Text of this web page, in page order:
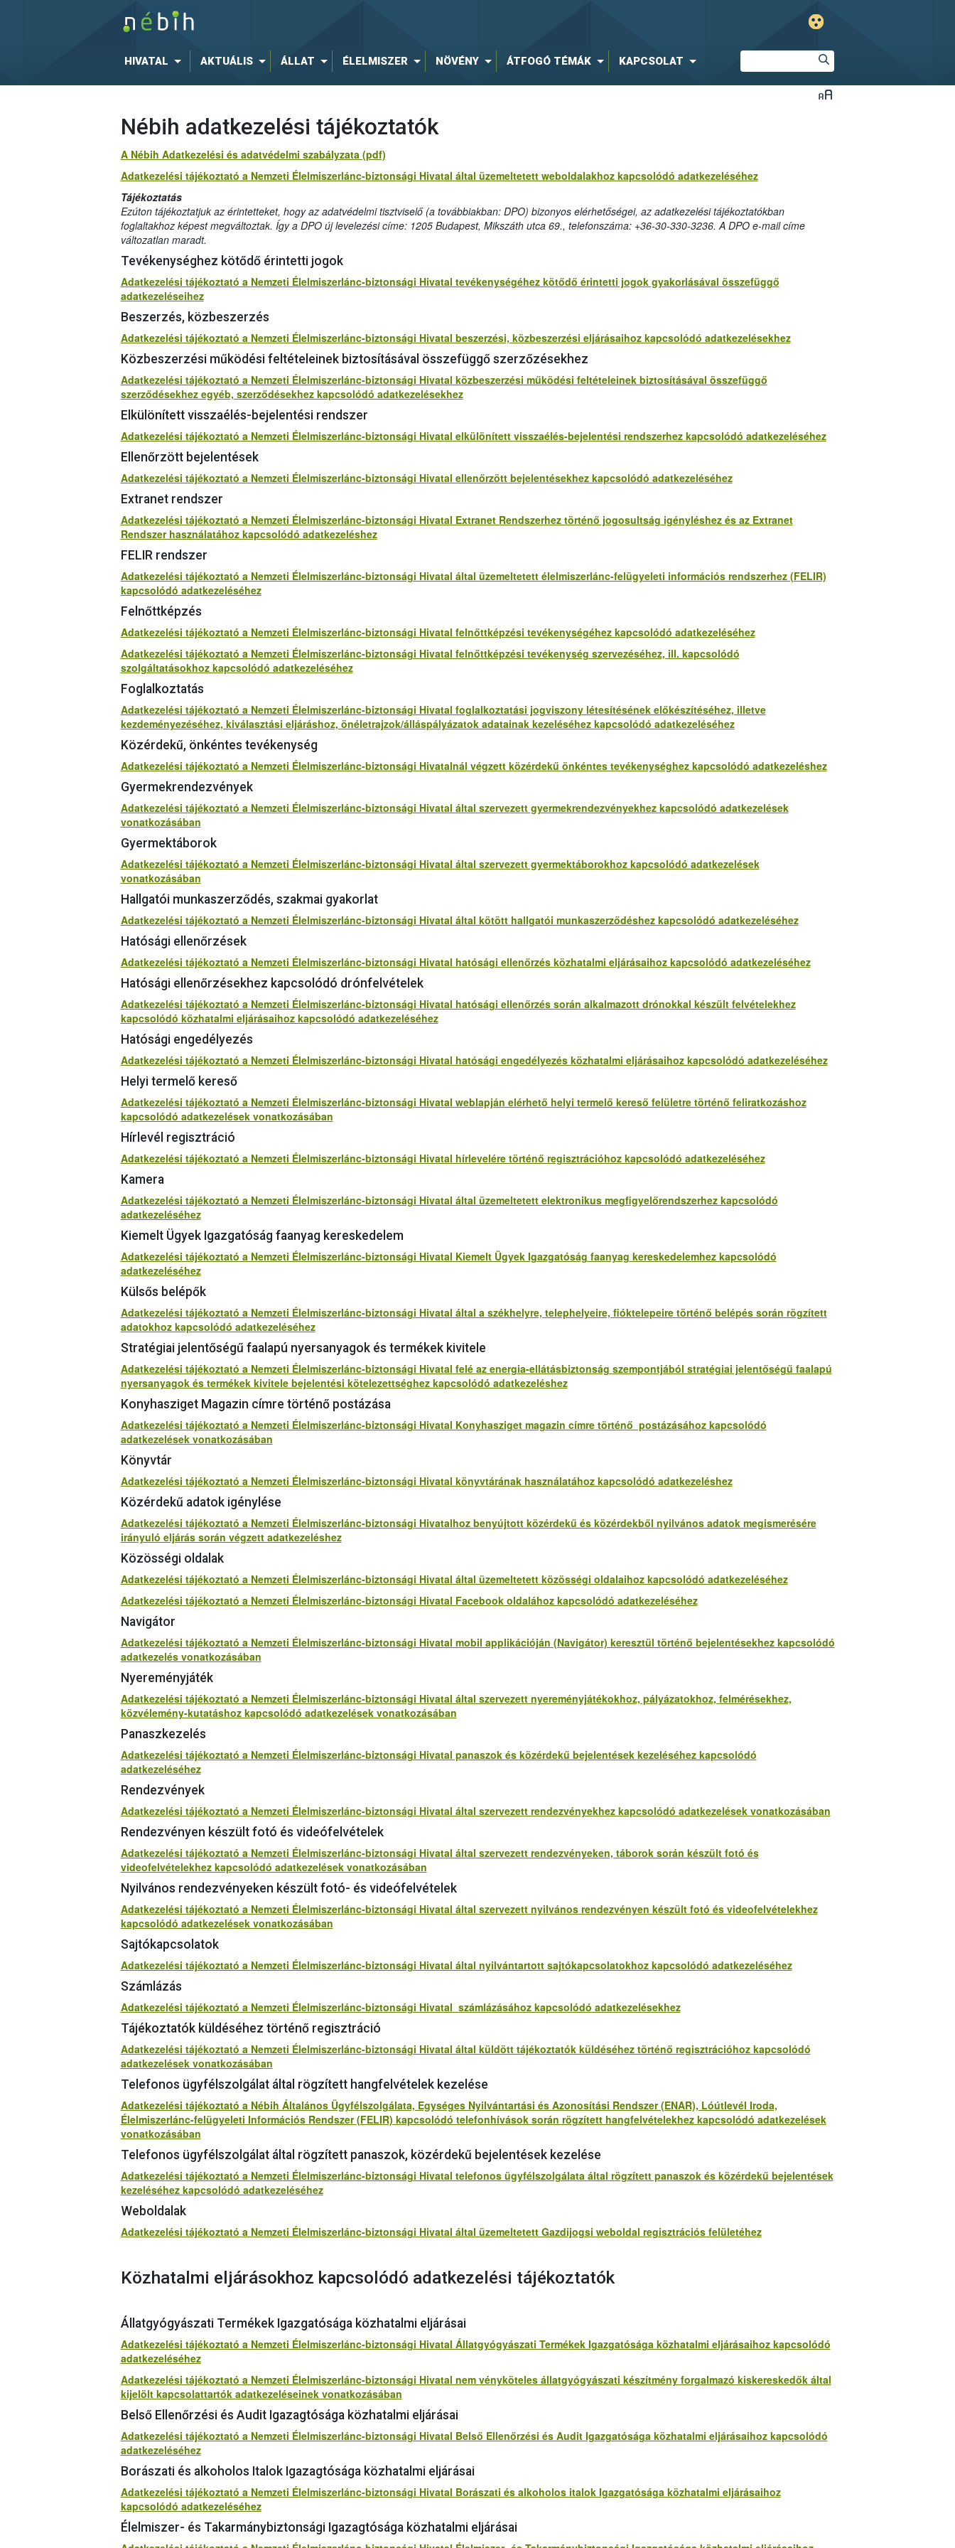
HIVATAL AKTUÁLIS ÁLLAT ÉLELMISZER NÖVÉNY ÁTFOGÓ TÉMÁK KAPCSOLAT
Nébih adatkezelési tájékoztatók
A Nébih Adatkezelési és adatvédelmi szabályzata (pdf)
Adatkezelési tájékoztató a Nemzeti Élelmiszerlánc-biztonsági Hivatal által üzemeltetett weboldalakhoz kapcsolódó adatkezeléséhez
Tájékoztatás
Ezúton tájékoztatjuk az érintetteket, hogy az adatvédelmi tisztviselő (a továbbiakban: DPO) bizonyos elérhetőségei, az adatkezelési tájékoztatókban
foglaltakhoz képest megváltoztak. Így a DPO új levelezési címe: 1205 Budapest, Mikszáth utca 69., telefonszáma: +36-30-330-3236. A DPO e-mail címe
változatlan maradt.
Tevékenységhez kötődő érintetti jogok
Adatkezelési tájékoztató a Nemzeti Élelmiszerlánc-biztonsági Hivatal tevékenységéhez kötődő érintetti jogok gyakorlásával összefüggő
adatkezeléseihez
Beszerzés, közbeszerzés
Adatkezelési tájékoztató a Nemzeti Élelmiszerlánc-biztonsági Hivatal beszerzési, közbeszerzési eljárásaihoz kapcsolódó adatkezelésekhez
Közbeszerzési működési feltételeinek biztosításával összefüggő szerzőzésekhez
Adatkezelési tájékoztató a Nemzeti Élelmiszerlánc-biztonsági Hivatal közbeszerzési működési feltételeinek biztosításával összefüggő
szerződésekhez egyéb, szerződésekhez kapcsolódó adatkezelésekhez
Elkülönített visszaélés-bejelentési rendszer
Adatkezelési tájékoztató a Nemzeti Élelmiszerlánc-biztonsági Hivatal elkülönített visszaélés-bejelentési rendszerhez kapcsolódó adatkezeléséhez
Ellenőrzött bejelentések
Adatkezelési tájékoztató a Nemzeti Élelmiszerlánc-biztonsági Hivatal ellenőrzött bejelentésekhez kapcsolódó adatkezeléséhez
Extranet rendszer
Adatkezelési tájékoztató a Nemzeti Élelmiszerlánc-biztonsági Hivatal Extranet Rendszerhez történő jogosultság igényléshez és az Extranet
Rendszer használatához kapcsolódó adatkezeléshez
FELIR rendszer
Adatkezelési tájékoztató a Nemzeti Élelmiszerlánc-biztonsági Hivatal által üzemeltetett élelmiszerlánc-felügyeleti információs rendszerhez (FELIR)
kapcsolódó adatkezeléséhez
Felnőttképzés
Adatkezelési tájékoztató a Nemzeti Élelmiszerlánc-biztonsági Hivatal felnőttképzési tevékenységéhez kapcsolódó adatkezeléséhez
Adatkezelési tájékoztató a Nemzeti Élelmiszerlánc-biztonsági Hivatal felnőttképzési tevékenység szervezéséhez, ill. kapcsolódó
szolgáltatásokhoz kapcsolódó adatkezeléséhez
Foglalkoztatás
Adatkezelési tájékoztató a Nemzeti Élelmiszerlánc-biztonsági Hivatal foglalkoztatási jogviszony létesítésének előkészítéséhez, illetve
kezdeményezéséhez, kiválasztási eljáráshoz, önéletrajzok/álláspályázatok adatainak kezeléséhez kapcsolódó adatkezeléséhez
Közérdekű, önkéntes tevékenység
Adatkezelési tájékoztató a Nemzeti Élelmiszerlánc-biztonsági Hivatalnál végzett közérdekű önkéntes tevékenységhez kapcsolódó adatkezeléshez
Gyermekrendezvények
Adatkezelési tájékoztató a Nemzeti Élelmiszerlánc-biztonsági Hivatal által szervezett gyermekrendezvényekhez kapcsolódó adatkezelések
vonatkozásában
Gyermektáborok
Adatkezelési tájékoztató a Nemzeti Élelmiszerlánc-biztonsági Hivatal által szervezett gyermektáborokhoz kapcsolódó adatkezelések
vonatkozásában
Hallgatói munkaszerződés, szakmai gyakorlat
Adatkezelési tájékoztató a Nemzeti Élelmiszerlánc-biztonsági Hivatal által kötött hallgatói munkaszerződéshez kapcsolódó adatkezeléséhez
Hatósági ellenőrzések
Adatkezelési tájékoztató a Nemzeti Élelmiszerlánc-biztonsági Hivatal hatósági ellenőrzés közhatalmi eljárásaihoz kapcsolódó adatkezeléséhez
Hatósági ellenőrzésekhez kapcsolódó drónfelvételek
Adatkezelési tájékoztató a Nemzeti Élelmiszerlánc-biztonsági Hivatal hatósági ellenőrzés során alkalmazott drónokkal készült felvételekhez
kapcsolódó közhatalmi eljárásaihoz kapcsolódó adatkezeléséhez
Hatósági engedélyezés
Adatkezelési tájékoztató a Nemzeti Élelmiszerlánc-biztonsági Hivatal hatósági engedélyezés közhatalmi eljárásaihoz kapcsolódó adatkezeléséhez
Helyi termelő kereső
Adatkezelési tájékoztató a Nemzeti Élelmiszerlánc-biztonsági Hivatal weblapján elérhető helyi termelő kereső felületre történő feliratkozáshoz
kapcsolódó adatkezelések vonatkozásában
Hírlevél regisztráció
Adatkezelési tájékoztató a Nemzeti Élelmiszerlánc-biztonsági Hivatal hírlevelére történő regisztrációhoz kapcsolódó adatkezeléséhez
Kamera
Adatkezelési tájékoztató a Nemzeti Élelmiszerlánc-biztonsági Hivatal által üzemeltetett elektronikus megfigyelőrendszerhez kapcsolódó
adatkezeléséhez
Kiemelt Ügyek Igazgatóság faanyag kereskedelem
Adatkezelési tájékoztató a Nemzeti Élelmiszerlánc-biztonsági Hivatal Kiemelt Ügyek Igazgatóság faanyag kereskedelemhez kapcsolódó
adatkezeléséhez
Külsős belépők
Adatkezelési tájékoztató a Nemzeti Élelmiszerlánc-biztonsági Hivatal által a székhelyre, telephelyeire, fióktelepeire történő belépés során rögzített
adatokhoz kapcsolódó adatkezeléséhez
Stratégiai jelentőségű faalapú nyersanyagok és termékek kivitele
Adatkezelési tájékoztató a Nemzeti Élelmiszerlánc-biztonsági Hivatal felé az energia-ellátásbiztonság szempontjából stratégiai jelentőségű faalapú
nyersanyagok és termékek kivitele bejelentési kötelezettséghez kapcsolódó adatkezeléshez
Konyhasziget Magazin címre történő postázása
Adatkezelési tájékoztató a Nemzeti Élelmiszerlánc-biztonsági Hivatal Konyhasziget magazin címre történő postázásához kapcsolódó
adatkezelések vonatkozásában
Könyvtár
Adatkezelési tájékoztató a Nemzeti Élelmiszerlánc-biztonsági Hivatal könyvtárának használatához kapcsolódó adatkezeléshez
Közérdekű adatok igénylése
Adatkezelési tájékoztató a Nemzeti Élelmiszerlánc-biztonsági Hivatalhoz benyújtott közérdekű és közérdekből nyilvános adatok megismerésére
irányuló eljárás során végzett adatkezeléshez
Közösségi oldalak
Adatkezelési tájékoztató a Nemzeti Élelmiszerlánc-biztonsági Hivatal által üzemeltetett közösségi oldalaihoz kapcsolódó adatkezeléséhez
Adatkezelési tájékoztató a Nemzeti Élelmiszerlánc-biztonsági Hivatal Facebook oldalához kapcsolódó adatkezeléséhez
Navigátor
Adatkezelési tájékoztató a Nemzeti Élelmiszerlánc-biztonsági Hivatal mobil applikációján (Navigátor) keresztül történő bejelentésekhez kapcsolódó
adatkezelés vonatkozásában
Nyereményjáték
Adatkezelési tájékoztató a Nemzeti Élelmiszerlánc-biztonsági Hivatal által szervezett nyereményjátékokhoz, pályázatokhoz, felmérésekhez,
közvélemény-kutatáshoz kapcsolódó adatkezelések vonatkozásában
Panaszkezelés
Adatkezelési tájékoztató a Nemzeti Élelmiszerlánc-biztonsági Hivatal panaszok és közérdekű bejelentések kezeléséhez kapcsolódó
adatkezeléséhez
Rendezvények
Adatkezelési tájékoztató a Nemzeti Élelmiszerlánc-biztonsági Hivatal által szervezett rendezvényekhez kapcsolódó adatkezelések vonatkozásában
Rendezvényen készült fotó és videófelvételek
Adatkezelési tájékoztató a Nemzeti Élelmiszerlánc-biztonsági Hivatal által szervezett rendezvényeken, táborok során készült fotó és
videofelvételekhez kapcsolódó adatkezelések vonatkozásában
Nyilvános rendezvényeken készült fotó- és videófelvételek
Adatkezelési tájékoztató a Nemzeti Élelmiszerlánc-biztonsági Hivatal által szervezett nyilvános rendezvényen készült fotó és videofelvételekhez
kapcsolódó adatkezelések vonatkozásában
Sajtókapcsolatok
Adatkezelési tájékoztató a Nemzeti Élelmiszerlánc-biztonsági Hivatal által nyilvántartott sajtókapcsolatokhoz kapcsolódó adatkezeléséhez
Számlázás
Adatkezelési tájékoztató a Nemzeti Élelmiszerlánc-biztonsági Hivatal számlázásához kapcsolódó adatkezelésekhez
Tájékoztatók küldéséhez történő regisztráció
Adatkezelési tájékoztató a Nemzeti Élelmiszerlánc-biztonsági Hivatal által küldött tájékoztatók küldéséhez történő regisztrációhoz kapcsolódó
adatkezelések vonatkozásában
Telefonos ügyfélszolgálat által rögzített hangfelvételek kezelése
Adatkezelési tájékoztató a Nébih Általános Ügyfélszolgálata, Egységes Nyilvántartási és Azonosítási Rendszer (ENAR), Lóútlevél Iroda,
Élelmiszerlánc-felügyeleti Információs Rendszer (FELIR) kapcsolódó telefonhívások során rögzített hangfelvételekhez kapcsolódó adatkezelések
vonatkozásában
Telefonos ügyfélszolgálat által rögzített panaszok, közérdekű bejelentések kezelése
Adatkezelési tájékoztató a Nemzeti Élelmiszerlánc-biztonsági Hivatal telefonos ügyfélszolgálata által rögzített panaszok és közérdekű bejelentések
kezeléséhez kapcsolódó adatkezeléséhez
Weboldalak
Adatkezelési tájékoztató a Nemzeti Élelmiszerlánc-biztonsági Hivatal által üzemeltetett Gazdijogsi weboldal regisztrációs felületéhez
Közhatalmi eljárásokhoz kapcsolódó adatkezelési tájékoztatók
Állatgyógyászati Termékek Igazgatósága közhatalmi eljárásai
Adatkezelési tájékoztató a Nemzeti Élelmiszerlánc-biztonsági Hivatal Állatgyógyászati Termékek Igazgatósága közhatalmi eljárásaihoz kapcsolódó
adatkezeléséhez
Adatkezelési tájékoztató a Nemzeti Élelmiszerlánc-biztonsági Hivatal nem vényköteles állatgyógyászati készítmény forgalmazó kiskereskedők által
kijelölt kapcsolattartók adatkezeléseinek vonatkozásában
Belső Ellenőrzési és Audit Igazagtósága közhatalmi eljárásai
Adatkezelési tájékoztató a Nemzeti Élelmiszerlánc-biztonsági Hivatal Belső Ellenőrzési és Audit Igazgatósága közhatalmi eljárásaihoz kapcsolódó
adatkezeléséhez
Borászati és alkoholos Italok Igazagtósága közhatalmi eljárásai
Adatkezelési tájékoztató a Nemzeti Élelmiszerlánc-biztonsági Hivatal Borászati és alkoholos italok Igazgatósága közhatalmi eljárásaihoz
kapcsolódó adatkezeléséhez
Élelmiszer- és Takarmánybiztonsági Igazagtósága közhatalmi eljárásai